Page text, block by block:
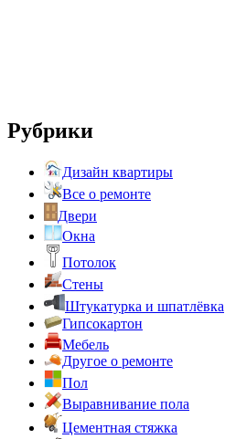
Рубрики
Дизайн квартиры
Все о ремонте
Двери
Окна
Потолок
Стены
Штукатурка и шпатлёвка
Гипсокартон
Мебель
Другое о ремонте
Пол
Выравнивание пола
Цементная стяжка